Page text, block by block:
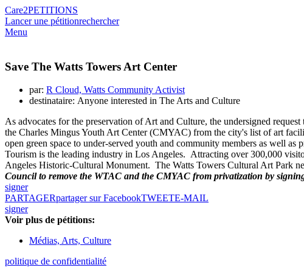
Care2PETITIONS
Lancer une pétitionrechercher
Menu
Save The Watts Towers Art Center
par: R Cloud, Watts Community Activist
destinataire: Anyone interested in The Arts and Culture
As advocates for the preservation of Art and Culture, the undersigned
the Charles Mingus Youth Art Center (CMYAC) from the city's list of art
open green space to under-served youth and community members as well
Tourism is the leading industry in Los Angeles. Attracting over 300,000
Angeles Historic-Cultural Monument. The Watts Towers Cultural Art Park
Council to remove the WTAC and the CMYAC from privatization by
signer
PARTAGERpartager sur FacebookTWEETE-MAIL
signer
Voir plus de pétitions:
Médias, Arts, Culture
politique de confidentialité